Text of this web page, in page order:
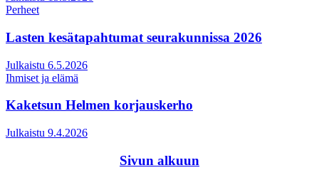
Perheet
Lasten kesätapahtumat seurakunnissa 2026
Julkaistu 6.5.2026
Ihmiset ja elämä
Kaketsun Helmen korjauskerho
Julkaistu 9.4.2026
Sivun alkuun